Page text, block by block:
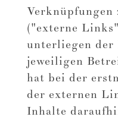
("externe
unterliegen der
jeweiligen
hat bei der
der externen
Inhalte